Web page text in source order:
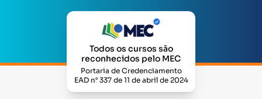
Todos os cursos são
reconhecidos pelo MEC
Portaria de Credenciamento
EAD n° 337 de 11 de abril de 2024